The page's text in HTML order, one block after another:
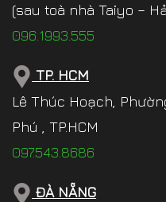
(sau toà nhà Taiyo –
096.1993.555
TP. HCM
Lê Thúc Hoạch,
Phú , TP.HCM
097.543.8686
ĐÀ NẴNG